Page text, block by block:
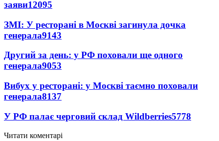
заяви12095
ЗМІ: У ресторані в Москві загинула дочка
генерала9143
Другий за день: у РФ поховали ще одного
генерала9053
Вибух у ресторані: у Москві таємно поховали
генерала8137
У РФ палає черговий склад Wildberries5778
Читати коментарі